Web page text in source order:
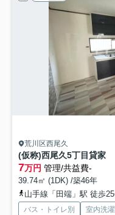
荒川区西尾久
(仮称)西尾久5丁目貸家
7万円 管理/共益費-
39.74㎡ (1DK) /築46年
山手線「田端」駅 徒歩
バス・トイレ別 室内洗